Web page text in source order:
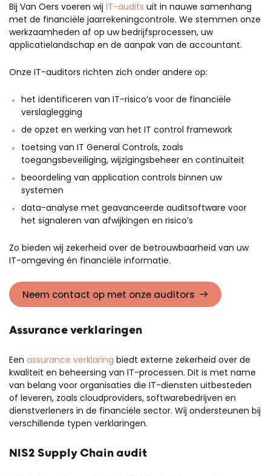
Bij Van Oers voeren wij IT-audits uit in nauwe samenhang
met de financiële jaarrekeningcontrole. We stemmen onze
werkzaamheden af op uw bedrijfsprocessen, uw
applicatielandschap en de aanpak van de accountant.
Onze IT-auditors richten zich onder andere op:
het identificeren van IT-risico’s voor de financiële
verslaglegging
de opzet en werking van het IT control framework
toetsing van IT General Controls, zoals
toegangsbeveiliging, wijzigingsbeheer en continuïteit
beoordeling van application controls binnen uw
systemen
data-analyse met geavanceerde auditsoftware voor
het signaleren van afwijkingen en risico’s
Zo bieden wij zekerheid over de betrouwbaarheid van uw
IT-omgeving én financiële informatie.
Neem contact op met onze auditors
Assurance verklaringen
Een assurance verklaring biedt externe zekerheid over de
kwaliteit en beheersing van IT-processen. Dit is met name
van belang voor organisaties die IT-diensten uitbesteden
of leveren, zoals cloudproviders, softwarebedrijven en
dienstverleners in de financiële sector. Wij ondersteunen bij
verschillende typen verklaringen.
NIS2 Supply Chain audit